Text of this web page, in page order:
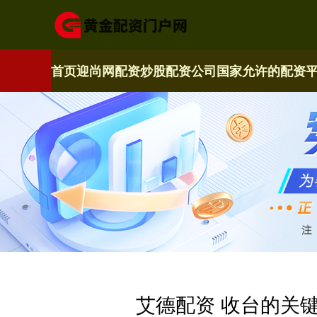
首页迎尚网配资炒股配资公司国家允许的配资
艾德配资 收台的关